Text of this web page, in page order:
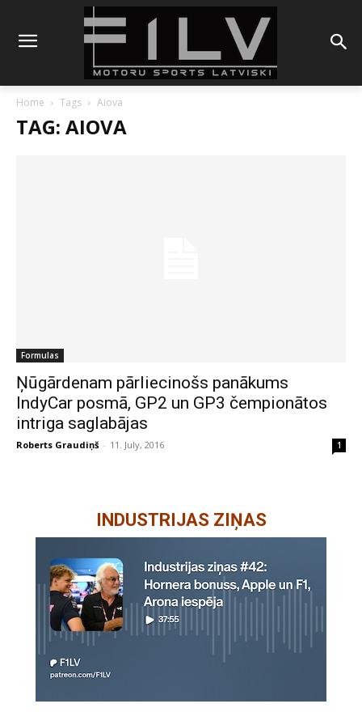
Home Tags Aiova
TAG: AIOVA
Formulas
Ņūgārdenam pārliecinošs panākums
IndyCar posmā, GP2 un GP3 čempionātos
intriga saglabājas
Roberts Graudiņš - 11. July, 2016 1
INDUSTRIJAS ZIŅAS